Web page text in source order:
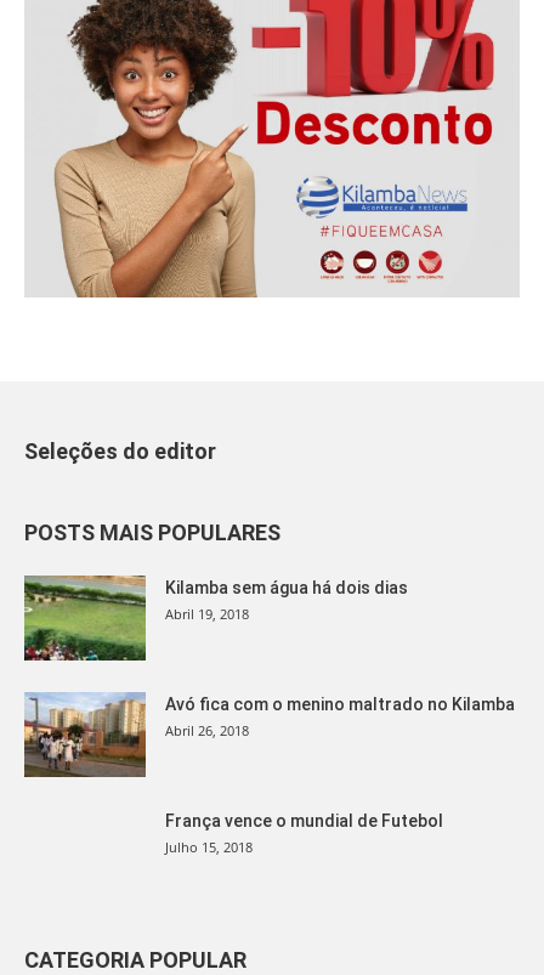
Seleções do editor
POSTS MAIS POPULARES
Kilamba sem água há dois dias
Abril 19, 2018
Avó fica com o menino maltrado no Kilamba
Abril 26, 2018
França vence o mundial de Futebol
Julho 15, 2018
CATEGORIA POPULAR